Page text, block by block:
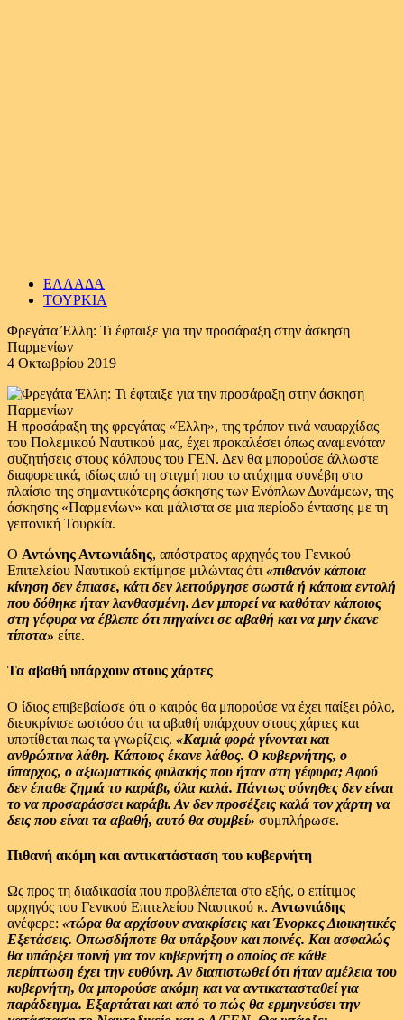
ΕΛΛΑΔΑ
ΤΟΥΡΚΙΑ
Φρεγάτα Έλλη: Τι έφταιξε για την προσάραξη στην άσκηση
Παρμενίων
4 Οκτωβρίου 2019
Η προσάραξη της φρεγάτας «Έλλη», της τρόπον τινά ναυαρχίδας
του Πολεμικού Ναυτικού μας, έχει προκαλέσει όπως αναμενόταν
συζητήσεις στους κόλπους του ΓΕΝ. Δεν θα μπορούσε άλλωστε
διαφορετικά, ιδίως από τη στιγμή που το ατύχημα συνέβη στο
πλαίσιο της σημαντικότερης άσκησης των Ενόπλων Δυνάμεων, της
άσκησης «Παρμενίων» και μάλιστα σε μια περίοδο έντασης με τη
γειτονική Τουρκία.
Ο Αντώνης Αντωνιάδης, απόστρατος αρχηγός του Γενικού
Επιτελείου Ναυτικού εκτίμησε μιλώντας ότι «πιθανόν κάποια
κίνηση δεν έπιασε, κάτι δεν λειτούργησε σωστά ή κάποια εντολή
που δόθηκε ήταν λανθασμένη. Δεν μπορεί να καθόταν κάποιος
στη γέφυρα να έβλεπε ότι πηγαίνει σε αβαθή και να μην έκανε
τίποτα» είπε.
Τα αβαθή υπάρχουν στους χάρτες
Ο ίδιος επιβεβαίωσε ότι ο καιρός θα μπορούσε να έχει παίξει ρόλο,
διευκρίνισε ωστόσο ότι τα αβαθή υπάρχουν στους χάρτες και
υποτίθεται πως τα γνωρίζεις. «Καμιά φορά γίνονται και
ανθρώπινα λάθη. Κάποιος έκανε λάθος. Ο κυβερνήτης, ο
ύπαρχος, ο αξιωματικός φυλακής που ήταν στη γέφυρα; Αφού
δεν έπαθε ζημιά το καράβι, όλα καλά. Πάντως σύνηθες δεν είναι
το να προσαράσσει καράβι. Αν δεν προσέξεις καλά τον χάρτη να
δεις που είναι τα αβαθή, αυτό θα συμβεί» συμπλήρωσε.
Πιθανή ακόμη και αντικατάσταση του κυβερνήτη
Ως προς τη διαδικασία που προβλέπεται στο εξής, ο επίτιμος
αρχηγός του Γενικού Επιτελείου Ναυτικού κ. Αντωνιάδης
ανέφερε: «τώρα θα αρχίσουν ανακρίσεις και Ένορκες Διοικητικές
Εξετάσεις. Οπωσδήποτε θα υπάρξουν και ποινές. Και ασφαλώς
θα υπάρξει ποινή για τον κυβερνήτη ο οποίος σε κάθε
περίπτωση έχει την ευθύνη. Αν διαπιστωθεί ότι ήταν αμέλεια του
κυβερνήτη, θα μπορούσε ακόμη και να αντικατασταθεί για
παράδειγμα. Εξαρτάται και από το πώς θα ερμηνεύσει την